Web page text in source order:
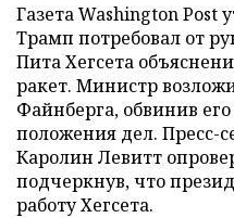
Газета Washington Post
Трамп потребовал от
Пита Хегсета
ракет. Министр
Файнберга, обвинив
положения дел. Пресс-
Каролин Левитт
подчеркнув, что
работу Хегсета.